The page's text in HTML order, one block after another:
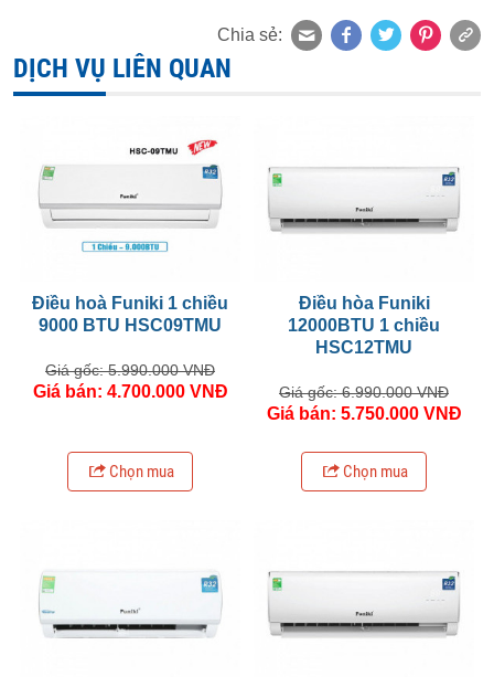
Chia sẻ:
DỊCH VỤ LIÊN QUAN
Điều hoà Funiki 1 chiều
9000 BTU HSC09TMU
Giá gốc: 5.990.000 VNĐ
Giá bán: 4.700.000 VNĐ
Chọn mua
Điều hòa Funiki
12000BTU 1 chiều
HSC12TMU
Giá gốc: 6.990.000 VNĐ
Giá bán: 5.750.000 VNĐ
Chọn mua